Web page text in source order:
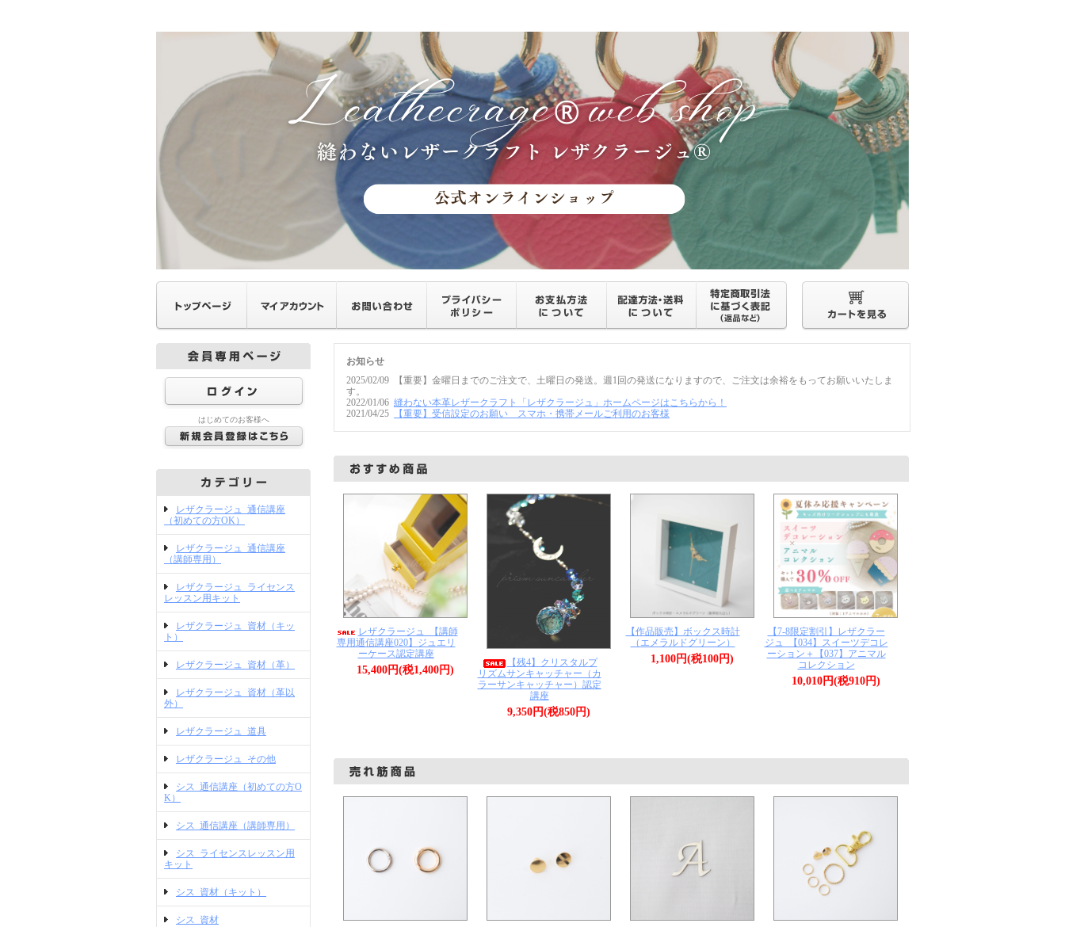
はじめてのお客様へ
レザクラージュ_通信講座
（初めての方OK）
レザクラージュ_通信講座
（講師専用）
レザクラージュ_ライセンス
レッスン用キット
レザクラージュ_資材（キッ
ト）
レザクラージュ_資材（革）
レザクラージュ_資材（革以
外）
レザクラージュ_道具
レザクラージュ_その他
シス_通信講座（初めての方O
K）
シス_通信講座（講師専用）
シス_ライセンスレッスン用
キット
シス_資材（キット）
シス_資材
お知らせ
2025/02/09 【重要】金曜日までのご注文で、土曜日の発送。週1回の発送になりますので、ご注文は余裕をもってお願いいたしま
す。
2022/01/06 縫わない本革レザークラフト「レザクラージュ」ホームページはこちらから！
2021/04/25
【重要】受信設定のお願い スマホ・携帯メールご利用のお客様
レザクラージュ_【講師
専用通信講座020】ジュエリ
ーケース認定講座
15,400円(税1,400円)
【残4】クリスタルプ
リズムサンキャッチャー（カ
ラーサンキャッチャー）認定
講座
9,350円(税850円)
【作品販売】ボックス時計
（エメラルドグリーン）
1,100円(税100円)
【7-8限定割引】レザクラー
ジュ_【034】スイーツデコレ
ーション＋【037】アニマル
コレクション
10,010円(税910円)